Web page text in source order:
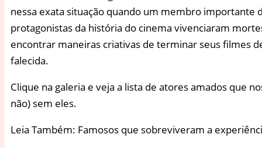
nessa exata situação quando um membro
protagonistas da história do cinema vivenciaram
encontrar maneiras criativas de terminar seus filmes
falecida.
Clique na galeria e veja a lista de atores amados que
não) sem eles.
Leia Também: Famosos que sobreviveram a